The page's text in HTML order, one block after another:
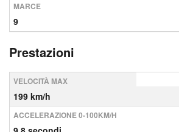
MARCE
9
Prestazioni
VELOCITÀ MAX
199 km/h
ACCELERAZIONE 0-100KM/H